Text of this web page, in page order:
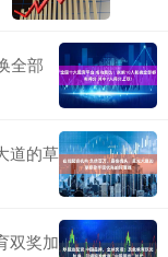
全部
道的草
双奖加